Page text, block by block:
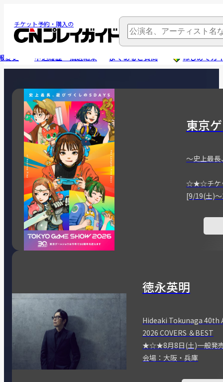
チケット予約・購入の
変更 申込履歴・抽選結果 よくあるご質問 はじめてガ
東京
～史上最長
☆★☆チケ
[9/19(土)
徳永英明
Hideaki Tokunaga 40th
2026 COVERS ＆BEST
★☆★8月8日(土)一般
会場：大阪・兵庫